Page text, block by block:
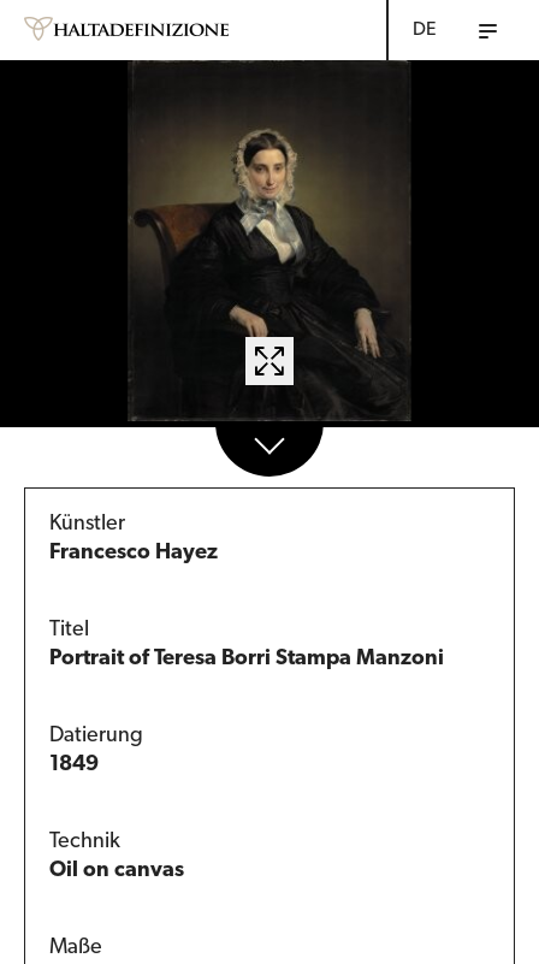
DE
Künstler
Francesco Hayez
Titel
Portrait of Teresa Borri Stampa Manzoni
Datierung
1849
Technik
Oil on canvas
Maße